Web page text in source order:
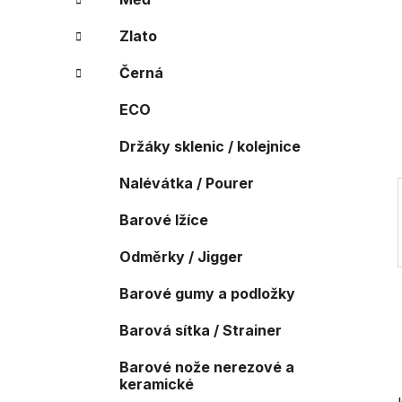
n
n
o
i
e
Zlato
Černá
ECO
Držáky sklenic / kolejnice
Nalévátka / Pourer
Barové lžíce
Odměrky / Jigger
Barové gumy a podložky
Barová sítka / Strainer
Barové nože nerezové a
keramické